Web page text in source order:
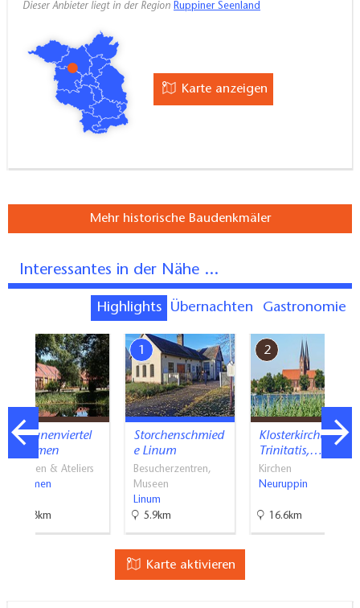
Dieser Anbieter liegt in der Region Ruppiner Seenland
Karte anzeigen
Mehr historische Baudenkmäler
Interessantes in der Nähe ...
Highlights Übernachten Gastronomie
Scheunenviertel
Kremmen
Galerien & Ateliers
Kremmen
22.3km
1
Storchenschmied
e Linum
Besucherzentren,
Museen
Linum
5.9km
2
Klosterkirche St.
Trinitatis,…
Kirchen
Neuruppin
16.6km
Karte aktivieren